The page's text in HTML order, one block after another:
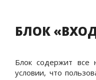
БЛОК
Блок содержит все
условии, что